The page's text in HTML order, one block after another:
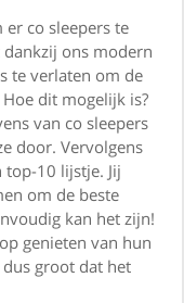
er co sleepers te
ons modern
te verlaten om de
dit mogelijk is?
van co sleepers
door. Vervolgens
10 lijstje. Jij
om de beste
kan het zijn!
genieten van hun
groot dat het